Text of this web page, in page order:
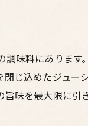
味料にありま
じ込めたジュー
味を最大限に